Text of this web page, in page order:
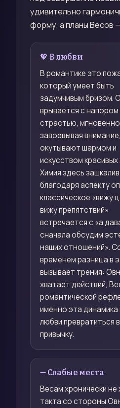
удивительно
форму, а планы Весов
💖 В любви
В романтике это
который умеет быть
задумчивым бризом.
врывается с напором
страстью, мгновенно
завоевывая
окутывают шармом и
искусством
Химия здесь
благодаря аспекту
классическое «вижу
вижу препятствий»
встречается с «а
сначала обсудим
наших отношений».
временем разница в
вызывает трения:
хватает действий,
романтической
именно эта динамика
любви превратиться
привычку.
➖ Слабые места
Весам хронически не
такта со стороны